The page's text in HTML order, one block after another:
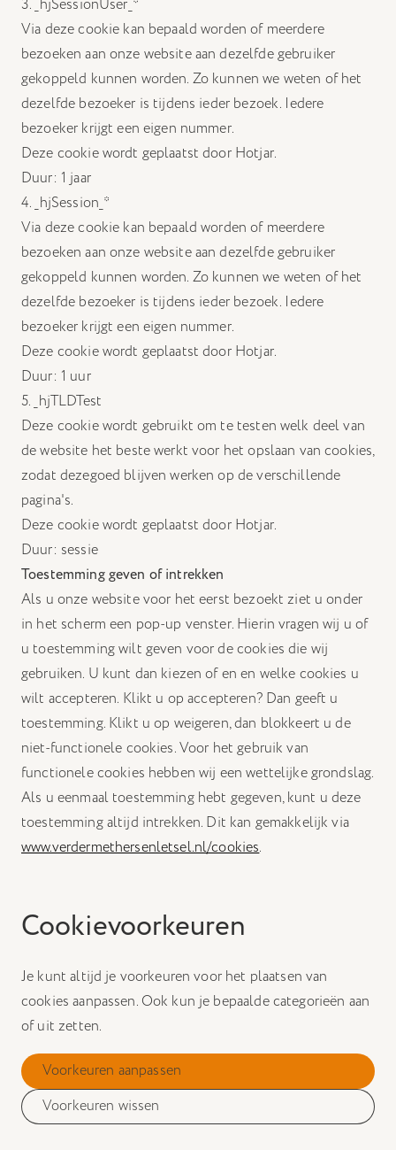
3. _hjSessionUser_*
Via deze cookie kan bepaald worden of meerdere
bezoeken aan onze website aan dezelfde gebruiker
gekoppeld kunnen worden. Zo kunnen we weten of het
dezelfde bezoeker is tijdens ieder bezoek. Iedere
bezoeker krijgt een eigen nummer.
Deze cookie wordt geplaatst door Hotjar.
Duur: 1 jaar
4. _hjSession_*
Via deze cookie kan bepaald worden of meerdere
bezoeken aan onze website aan dezelfde gebruiker
gekoppeld kunnen worden. Zo kunnen we weten of het
dezelfde bezoeker is tijdens ieder bezoek. Iedere
bezoeker krijgt een eigen nummer.
Deze cookie wordt geplaatst door Hotjar.
Duur: 1 uur
5. _hjTLDTest
Deze cookie wordt gebruikt om te testen welk deel van
de website het beste werkt voor het opslaan van cookies,
zodat dezegoed blijven werken op de verschillende
pagina's.
Deze cookie wordt geplaatst door Hotjar.
Duur: sessie
Toestemming geven of intrekken
Als u onze website voor het eerst bezoekt ziet u onder
in het scherm een pop-up venster. Hierin vragen wij u of
u toestemming wilt geven voor de cookies die wij
gebruiken. U kunt dan kiezen of en en welke cookies u
wilt accepteren. Klikt u op accepteren? Dan geeft u
toestemming. Klikt u op weigeren, dan blokkeert u de
niet-functionele cookies. Voor het gebruik van
functionele cookies hebben wij een wettelijke grondslag.
Als u eenmaal toestemming hebt gegeven, kunt u deze
toestemming altijd intrekken. Dit kan gemakkelijk via
www.verdermethersenletsel.nl/cookies.
Cookievoorkeuren
Je kunt altijd je voorkeuren voor het plaatsen van
cookies aanpassen. Ook kun je bepaalde categorieën aan
of uit zetten.
Voorkeuren aanpassen
Voorkeuren wissen